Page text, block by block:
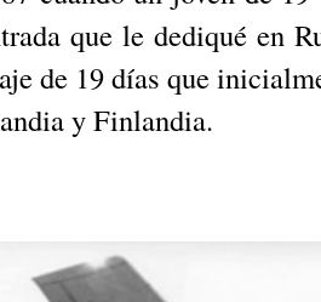
que le dediqué en
de 19 días que
y Finlandia.